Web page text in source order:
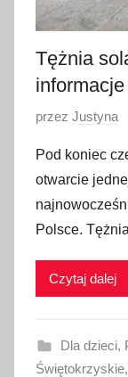
2
0
6
Tężnia
O
u
b
l
i
w
n
o
przez Justyna
Pod koniec
otwarcie
Polsce.
Czytaj dalej
Dla dzieci,
Świętokrzyskie,